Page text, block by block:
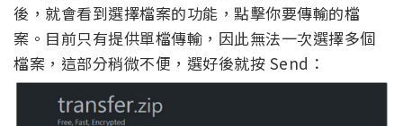
後，就會看到選擇檔案的功能，點擊你要傳輸的檔
案。目前只有提供單檔傳輸，因此無法一次選擇多個
檔案，這部分稍微不便，選好後就按 Send：